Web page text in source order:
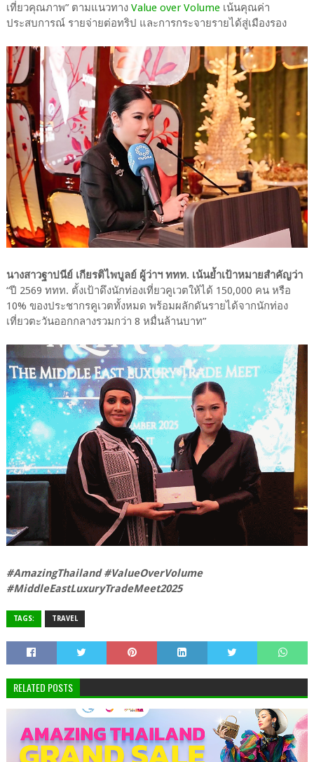
เที่ยวคุณภาพ” ตามแนวทาง Value over Volumeเน้นคุณค่า
ประสบการณ์ รายจ่ายต่อทริป และการกระจายรายได้สู่เมืองรอง
นางสาวฐาปนีย์ เกียรติไพบูลย์ ผู้ว่าฯ ททท. เน้นย้ำเป้าหมายสำคัญว่า
“ปี 2569 ททท. ตั้งเป้าดึงนักท่องเที่ยวคูเวตให้ได้ 150,000 คน หรือ
10% ของประชากรคูเวตทั้งหมด พร้อมผลักดันรายได้จากนักท่อง
เที่ยวตะวันออกกลางรวมกว่า 8 หมื่นล้านบาท”
#AmazingThailand #ValueOverVolume
#MiddleEastLuxuryTradeMeet2025
TAGS: TRAVEL
RELATED POSTS